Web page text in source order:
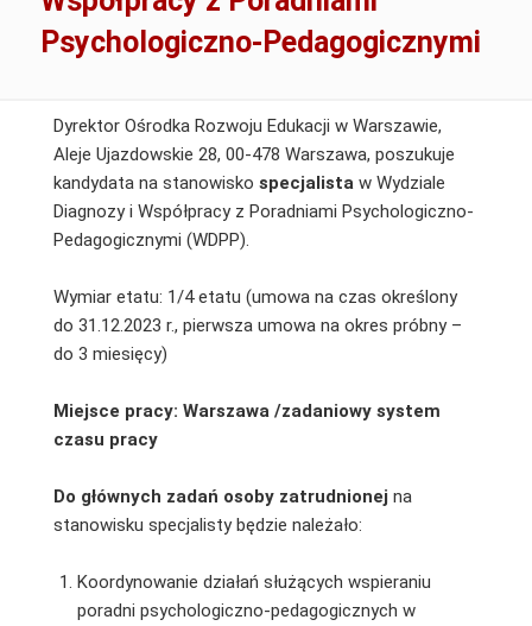
Psychologiczno-Pedagogicznymi
Dyrektor Ośrodka Rozwoju Edukacji w Warszawie,
Aleje Ujazdowskie 28, 00-478 Warszawa, poszukuje
kandydata na stanowisko specjalista w Wydziale
Diagnozy i Współpracy z Poradniami Psychologiczno-
Pedagogicznymi (WDPP).
Wymiar etatu: 1/4 etatu (umowa na czas określony
do 31.12.2023 r., pierwsza umowa na okres próbny –
do 3 miesięcy)
Miejsce pracy: Warszawa /zadaniowy system
czasu pracy
Do głównych zadań osoby zatrudnionej na
stanowisku specjalisty będzie należało:
Koordynowanie działań służących wspieraniu
poradni psychologiczno-pedagogicznych w